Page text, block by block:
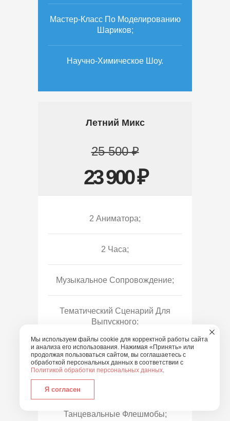
Мастер-Класс По Моделированию
Шариков;
Научно-Химическое Шоу.
Летний Микс
25 500 ₽
23 900 ₽
2 Аниматора;
2 Часа;
Музыкальное Сопровождение;
Тематический Сценарий Для
Выпускного;
Познавательные Игры;
Танцевальные Флешмобы;
Мы используем файлы cookie для корректной работы сайта
и анализа его использования. Нажимая «Принять» или
продолжая пользоваться сайтом, вы соглашаетесь с
обработкой персональных данных в соответствии с
Политикой обработки персональных данных.
Я согласен